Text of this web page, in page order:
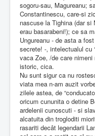
sogoru-sau, Magureanu;
Constantinescu, care-si
nascuse la Tighina (dar
erau basarabeni!); ce sa
Ungureanu - de asta a
secrete! -, intelectualul cu
vaca Zoe, /de care nimeni
istoric, cica.
Nu sunt sigur ca nu
viata mea n-am auzit
zilele astea, de
oricum cununita o detine
ardelenii cunoscuti - si
alcatuita din trogloditi
rasariti decât legendarii